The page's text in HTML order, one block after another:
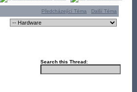
Předcházející Téma Další Téma
Search this Thread: